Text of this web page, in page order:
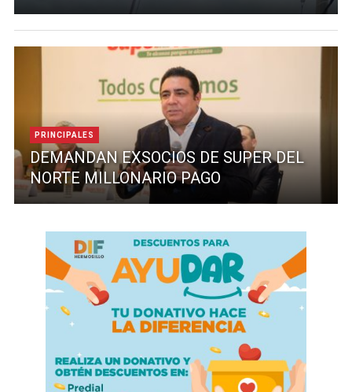
PRINCIPALES
DEMANDAN EXSOCIOS DE SUPER DEL
NORTE MILLONARIO PAGO